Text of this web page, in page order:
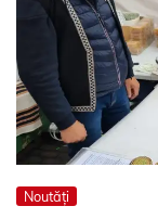
Noutăți